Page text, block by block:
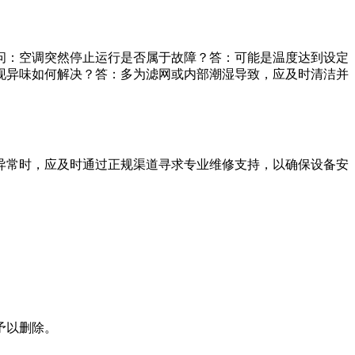
空调突然停止运行是否属于故障？答：可能是温度达到设定
味如何解决？答：多为滤网或内部潮湿导致，应及时清洁并
时，应及时通过正规渠道寻求专业维修支持，以确保设备安
删除。